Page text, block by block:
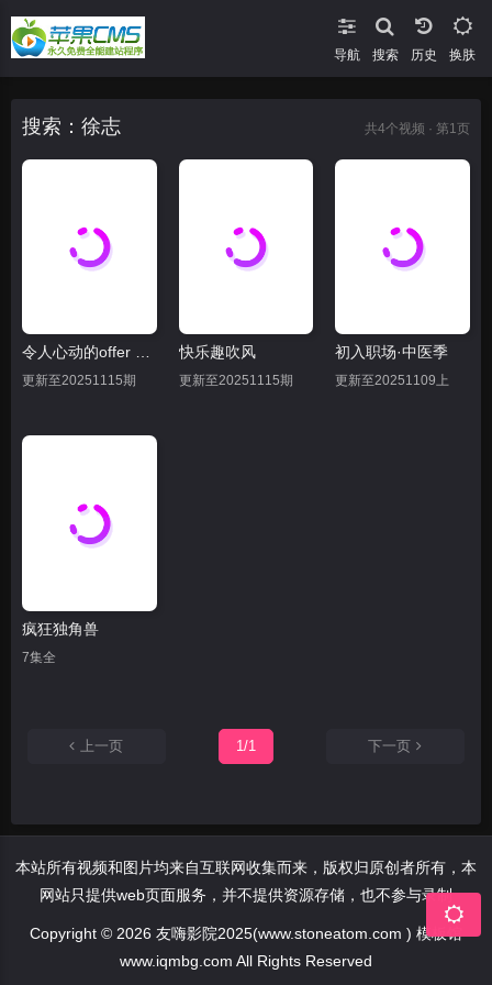
导航 搜索 换肤
搜索：徐志 共4个视频 · 第1页
令人心动的offer 第七季
更新至20251115期
快乐趣吹风
更新至20251115期
初入职场·中医季
更新至20251109上
疯狂独角兽
7集全
上一页 1/1 下一页
本站所有视频和图片均来自互联网收集而来，版权归原创者所有，本
网站只提供web页面服务，并不提供资源存储，也不参与录制
Copyright © 2026 友嗨影院2025(www.stoneatom.com ) 模板馆
www.iqmbg.com All Rights Reserved